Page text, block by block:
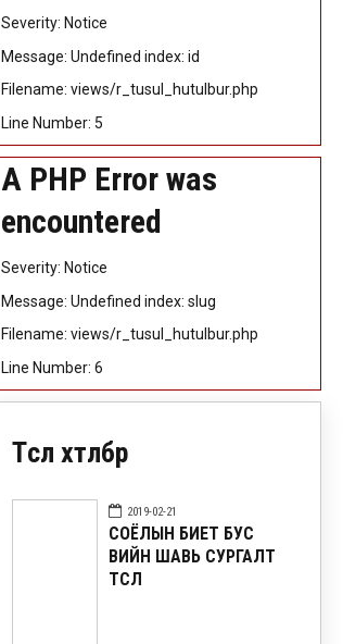
Severity: Notice
Message: Undefined index: id
Filename: views/r_tusul_hutulbur.php
Line Number: 5
A PHP Error was
encountered
Severity: Notice
Message: Undefined index: slug
Filename: views/r_tusul_hutulbur.php
Line Number: 6
Төсөл хөтөлбөр
2019-02-21
СОЁЛЫН БИЕТ БУС
ӨВИЙН ШАВЬ СУРГАЛТ
ТӨСӨЛ